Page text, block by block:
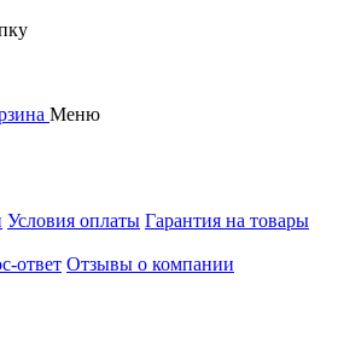
Меню
Условия оплаты Гарантия на товары
ответ Отзывы о компании